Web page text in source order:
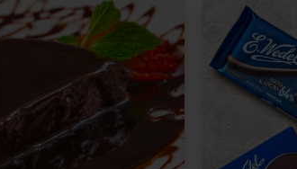
suche.
masło i jajka dobrej jakości
klasyczne brownie, jednym z
w szczególności masła i jajek.
receptury, ich jakość może znacząco
deseru.